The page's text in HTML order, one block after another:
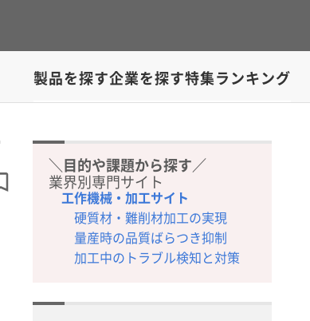
製品を探す企業を探す特集ランキング
＼目的や課題から探す／
業界別専門サイト
工作機械・加工サイト
硬質材・難削材加工の実現
量産時の品質ばらつき抑制
加工中のトラブル検知と対策